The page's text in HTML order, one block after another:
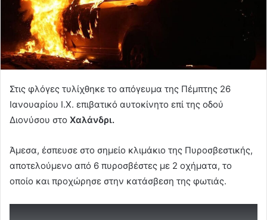
Στις φλόγες τυλίχθηκε το απόγευμα της Πέμπτης 26
Ιανουαρίου Ι.Χ. επιβατικό αυτοκίνητο επί της οδού
Διονύσου στο Χαλάνδρι.
Άμεσα, έσπευσε στο σημείο κλιμάκιο της Πυροσβεστικής,
αποτελούμενο από 6 πυροσβέστες με 2 οχήματα, το
οποίο και προχώρησε στην κατάσβεση της φωτιάς.